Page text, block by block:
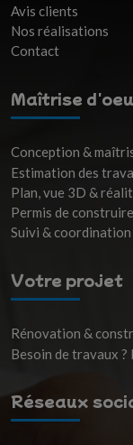
Avis clients
Nos réalisations
Contact
Maîtrise
Conception &
Estimation des
Plan, vue 3D &
Permis de
Suivi &
Votre projet
Rénovation &
Besoin de travaux ?
Réseaux